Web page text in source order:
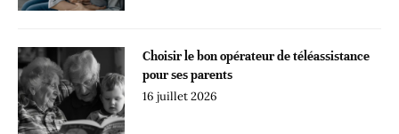
Choisir le bon opérateur de téléassistance
pour ses parents
16 juillet 2026